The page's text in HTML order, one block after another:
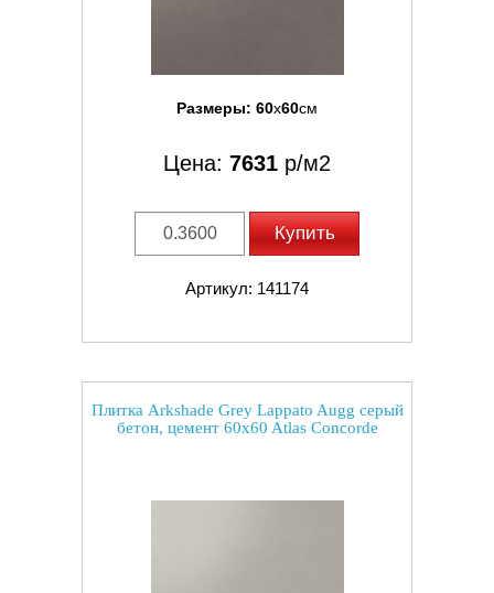
Размеры: 60x60см
Цена: 7631 р/м2
Купить
Артикул: 141174
Плитка Arkshade Grey Lappato Augg серый
бетон, цемент 60x60 Atlas Concorde